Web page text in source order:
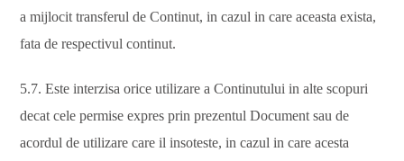
a mijlocit transferul de Continut, in cazul in care aceasta exista,
fata de respectivul continut.
5.7. Este interzisa orice utilizare a Continutului in alte scopuri
decat cele permise expres prin prezentul Document sau de
acordul de utilizare care il insoteste, in cazul in care acesta